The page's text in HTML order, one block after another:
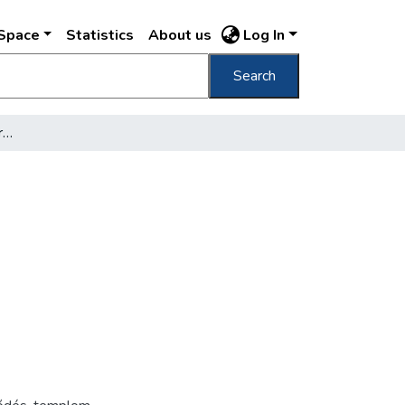
Statistics About us Log In
Search
[Franklin utca és Toldy Ferenc utca sarka]